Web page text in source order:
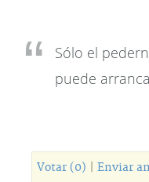
Sólo el
puede
Votar (0) Enviar